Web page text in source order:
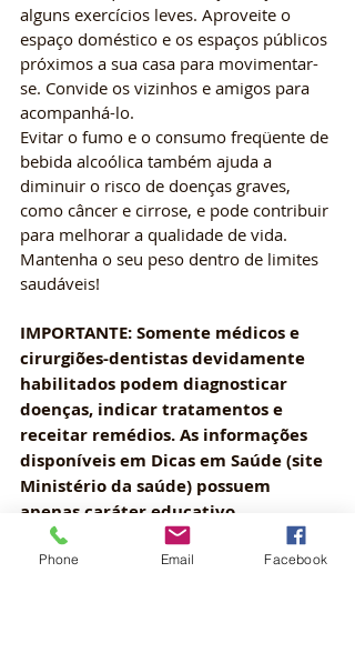
alguns exercícios leves. Aproveite o
espaço doméstico e os espaços públicos
próximos a sua casa para movimentar-
se. Convide os vizinhos e amigos para
acompanhá-lo.
Evitar o fumo e o consumo freqüente de
bebida alcoólica também ajuda a
diminuir o risco de doenças graves,
como câncer e cirrose, e pode contribuir
para melhorar a qualidade de vida.
Mantenha o seu peso dentro de limites
saudáveis!
IMPORTANTE: Somente médicos e
cirurgiões-dentistas devidamente
habilitados podem diagnosticar
doenças, indicar tratamentos e
receitar remédios. As informações
disponíveis em Dicas em Saúde (site
Ministério da saúde) possuem
apenas caráter educativo.
Phone Email Facebook